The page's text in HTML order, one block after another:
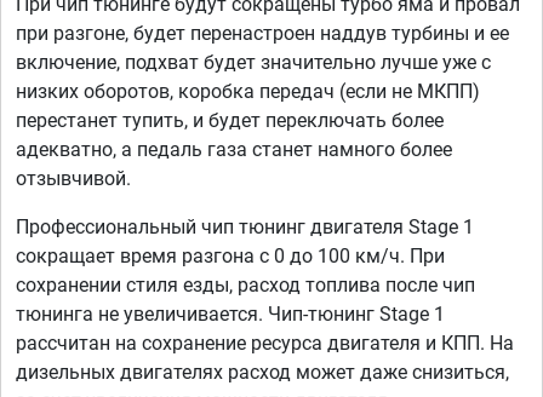
при разгоне, будет перенастроен наддув турбины и ее
включение, подхват будет значительно лучше уже с
низких оборотов, коробка передач (если не МКПП)
перестанет тупить, и будет переключать более
адекватно, а педаль газа станет намного более
отзывчивой.
Профессиональный чип тюнинг двигателя Stage 1
сокращает время разгона с 0 до 100 км/ч. При
сохранении стиля езды, расход топлива после чип
тюнинга не увеличивается. Чип-тюнинг Stage 1
рассчитан на сохранение ресурса двигателя и КПП. На
дизельных двигателях расход может даже снизиться,